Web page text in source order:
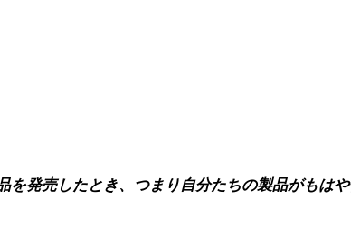
発売したとき、つまり自分たちの製品がもは